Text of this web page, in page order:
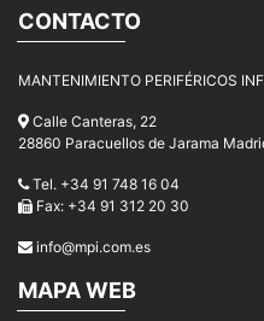
CONTACTO
MANTENIMIENTO PERIFÉRICOS
Calle Canteras, 22
28860 Paracuellos de Jarama
Tel. +34 91 748 16 04
Fax: +34 91 312 20 30
info@mpi.com.es
MAPA WEB